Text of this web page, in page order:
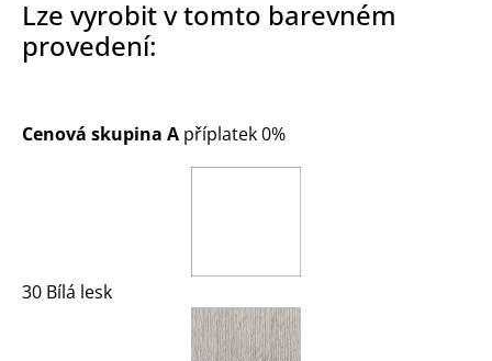
Lze vyrobit v tomto barevném
provedení:
Cenová skupina A příplatek 0%
30 Bílá lesk